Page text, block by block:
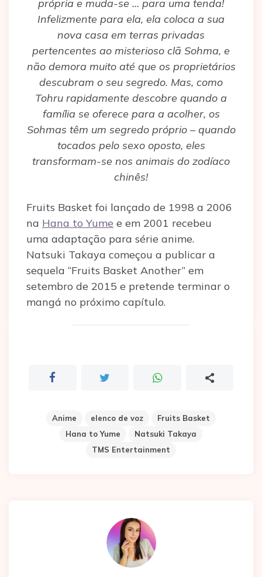
própria e muda-se … para uma tenda!
Infelizmente para ela, ela coloca a sua
nova casa em terras privadas
pertencentes ao misterioso clã Sohma, e
não demora muito até que os proprietários
descubram o seu segredo. Mas, como
Tohru rapidamente descobre quando a
família se oferece para a acolher, os
Sohmas têm um segredo próprio – quando
tocados pelo sexo oposto, eles
transformam-se nos animais do zodíaco
chinês!
Fruits Basket foi lançado de 1998 a 2006
na Hana to Yume e em 2001 recebeu
uma adaptação para série anime.
Natsuki Takaya começou a publicar a
sequela “Fruits Basket Another” em
setembro de 2015 e pretende terminar o
mangá no próximo capítulo.
Anime elenco de voz
Fruits Basket
Hana to Yume
Natsuki Takaya
TMS Entertainment